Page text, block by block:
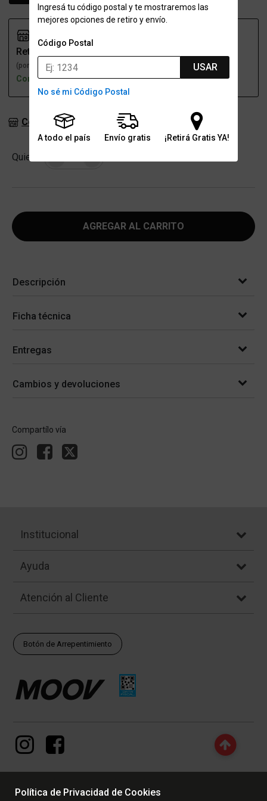
Ingresá tu código postal y te mostraremos las
mejores opciones de retiro y envío.
Código Postal
USAR
No sé mi Código Postal
A todo el país Envío gratis ¡Retirá Gratis YA!
Retiro
(por una sucursal)
Con stock Con stock
Consultar stock en sucursales
Quiero
AGREGAR AL CARRITO
Descripción
Ficha técnica
Entregas
Cambios y devoluciones
Compartílo vía
Institucional
Ayuda
Atención al Cliente
Botón de Arrepentimiento
Política de Privacidad de Cookies